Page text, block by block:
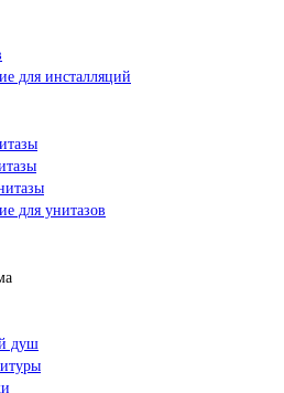
для инсталляций
для унитазов
душ